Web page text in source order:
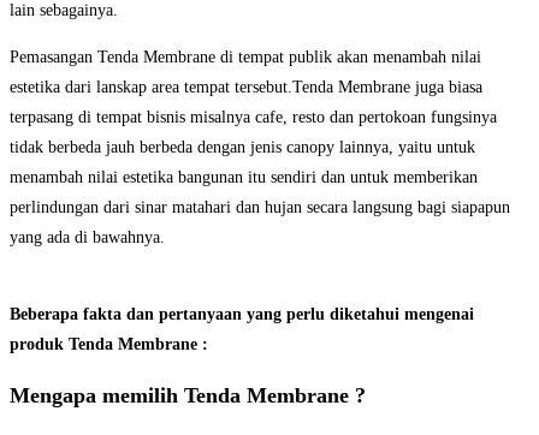
lain sebagainya.
Pemasangan Tenda Membrane di tempat publik akan menambah nilai
estetika dari lanskap area tempat tersebut.Tenda Membrane juga biasa
terpasang di tempat bisnis misalnya cafe, resto dan pertokoan fungsinya
tidak berbeda jauh berbeda dengan jenis canopy lainnya, yaitu untuk
menambah nilai estetika bangunan itu sendiri dan untuk memberikan
perlindungan dari sinar matahari dan hujan secara langsung bagi siapapun
yang ada di bawahnya.
Beberapa fakta dan pertanyaan yang perlu diketahui mengenai
produk Tenda Membrane :
Mengapa memilih Tenda Membrane ?